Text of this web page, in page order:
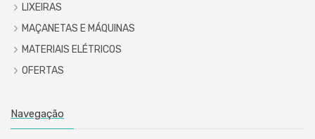
LIXEIRAS
MAÇANETAS E MÁQUINAS
MATERIAIS ELÉTRICOS
OFERTAS
Navegação